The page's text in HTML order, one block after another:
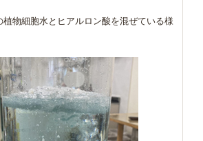
物細胞水とヒアルロン酸を混ぜている様